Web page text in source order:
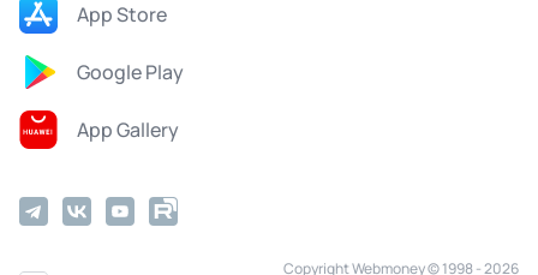
App Store
Google Play
App Gallery
Copyright Webmoney © 1998 - 2026